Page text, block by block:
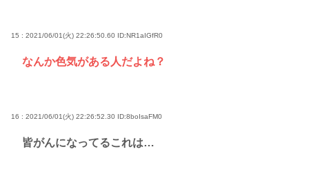
15 : 2021/06/01(火) 22:26:50.60 ID:NR1aIGfR0
なんか色気がある人だよね？
16 : 2021/06/01(火) 22:26:52.30 ID:8boIsaFM0
皆がんになってるこれは…